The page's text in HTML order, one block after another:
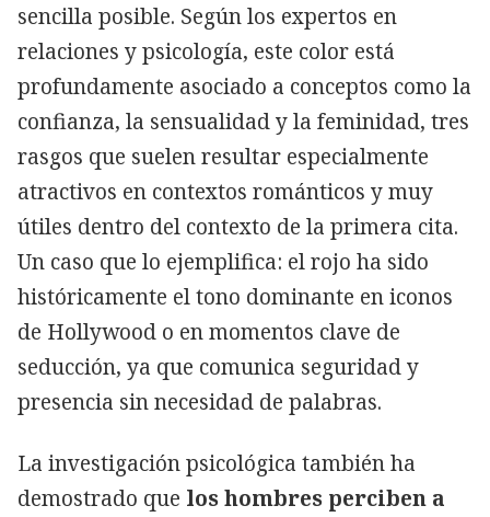
sencilla posible. Según los expertos en
relaciones y psicología, este color está
profundamente asociado a conceptos como la
confianza, la sensualidad y la feminidad, tres
rasgos que suelen resultar especialmente
atractivos en contextos románticos y muy
útiles dentro del contexto de la primera cita.
Un caso que lo ejemplifica: el rojo ha sido
históricamente el tono dominante en iconos
de Hollywood o en momentos clave de
seducción, ya que comunica seguridad y
presencia sin necesidad de palabras.
La investigación psicológica también ha
demostrado que los hombres perciben a